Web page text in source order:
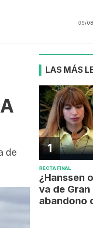
09/
de
LAS MÁS
1
RECTA FINAL
¿Hanssen
va de
abandono